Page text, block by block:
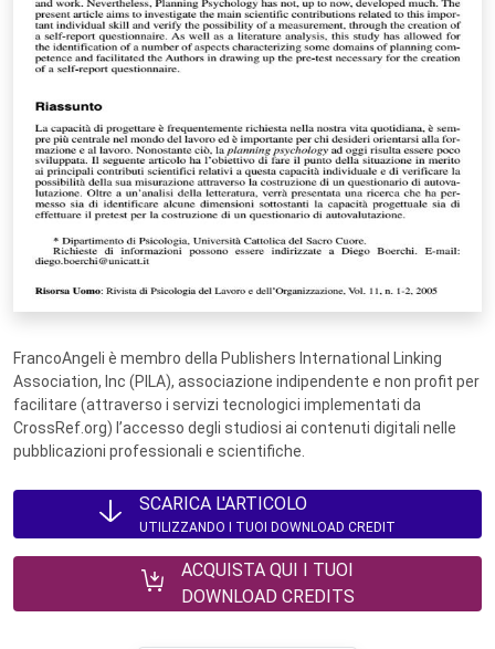
FrancoAngeli è membro della Publishers International Linking
Association, Inc (PILA), associazione indipendente e non profit per
facilitare (attraverso i servizi tecnologici implementati da
CrossRef.org) l’accesso degli studiosi ai contenuti digitali nelle
pubblicazioni professionali e scientifiche.
SCARICA L'ARTICOLO
UTILIZZANDO I TUOI DOWNLOAD CREDIT
ACQUISTA QUI I TUOI
DOWNLOAD CREDITS